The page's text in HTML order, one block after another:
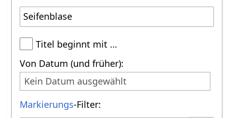
Titel beginnt mit …
Von Datum (und früher):
Kein Datum ausgewählt
Markierungs-Filter: